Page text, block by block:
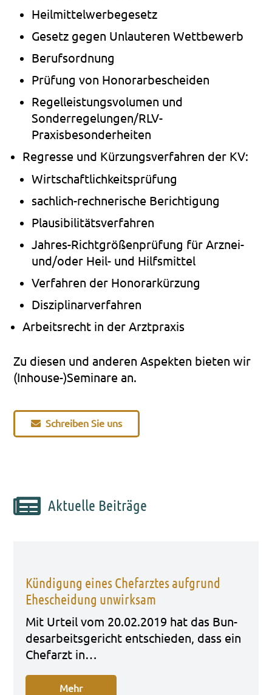
Heil­mit­tel­wer­be­ge­setz
Gesetz gegen Unlau­te­ren Wett­be­werb
Berufs­ord­nung
Prü­fung von Hono­rar­be­schei­den
Regel­leis­tungs­vo­lu­men und
Sonderregelungen/RLV-
Praxisbesonderheiten
Regres­se und Kür­zungs­ver­fah­ren der KV:
Wirt­schaft­lich­keits­prü­fung
sachlich-rechnerische Berich­ti­gung
Plau­si­bi­li­täts­ver­fah­ren
Jahres-Richtgrößenprüfung für Arznei-
und/oder Heil- und Hilfs­mit­tel
Ver­fah­ren der Hono­rar­kür­zung
Dis­zi­pli­nar­ver­fah­ren
Arbeits­recht in der Arzt­pra­xis
Zu die­sen und ande­ren Aspek­ten bie­ten wir
(Inhouse-)Seminare an.
Schrei­ben Sie uns
Aktuelle Beiträge
Kündigung eines Chefarztes aufgrund
Ehescheidung unwirksam
Mit Urteil vom 20.02.2019 hat das Bun­
des­ar­beits­ge­richt ent­schie­den, dass ein
Chef­arzt in…
Mehr